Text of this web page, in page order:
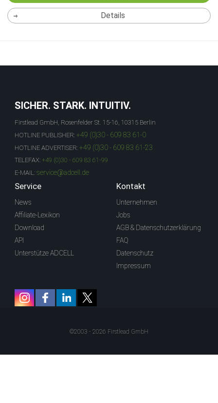
Details
SICHER. STARK. INTUITIV.
Firstlead GmbH, Rosenfelder St. 15-16, 10315 Berlin
HOTLINE PUBLISHER: +49 (0)30 - 609 83 61-0
HOTLINE ADVERTISER: +49 (0)30 - 609 83 61-23
TELEFAX: +49 (0)30 - 609 83 61-99
E-MAIL: service@adcell.de
Service
News
Affiliate-Lexikon
Download
API
Unterstütze ADCELL
Kontakt
Unternehmen
Jobs
AGB & Datenschutzerklärung
FAQ
Datenschutz
Impressum
©2003 - 2026 Firstlead GmbH